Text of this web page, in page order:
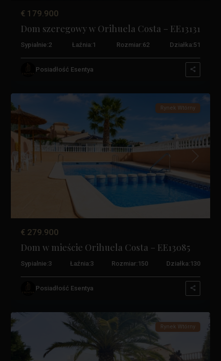
€ 179.900
Dom szeregowy w Orihuela Costa – EE13131
Sypialnie:2 Łaźnia: 1 Rozmiar:62 Działka:51
Posiadłość Esentya
La
Orihuela
Poprzedni
Rynek Wtórny
€ 279.900
Dom w mieście Orihuela Costa – EE13085
Sypialnie:3 Łaźnia:3 Rozmiar: 150 Działka: 130
Posiadłość Esentya
La
Orihuela
Rynek Wtórny